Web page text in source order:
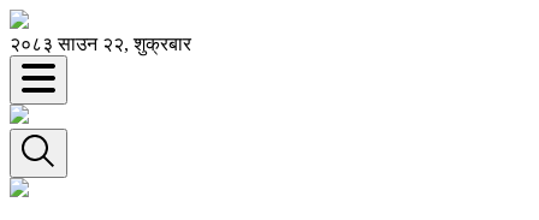
२०८३ साउन २२, शुक्रबार